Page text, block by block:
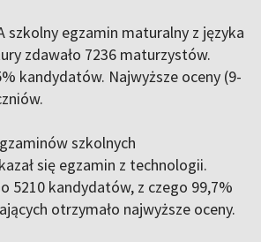
szkolny egzamin maturalny z języka
zdawało 7236 maturzystów.
kandydatów. Najwyższe oceny (9-
szkolnych
się egzamin z technologii.
5210 kandydatów, z czego 99,7%
otrzymało najwyższe oceny.